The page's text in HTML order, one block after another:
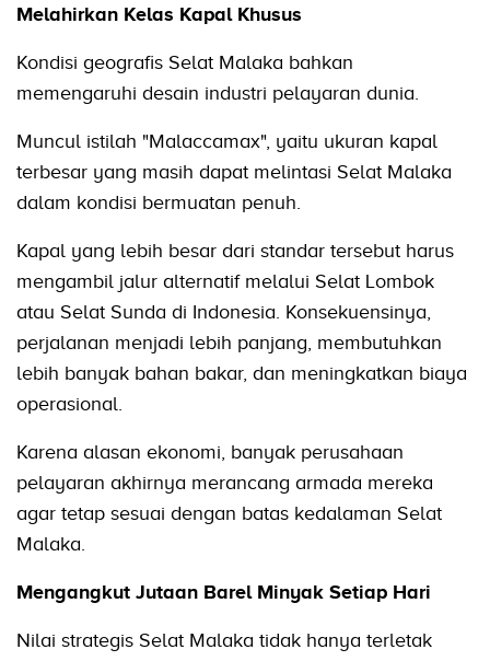
Melahirkan Kelas Kapal Khusus
Kondisi geografis Selat Malaka bahkan
memengaruhi desain industri pelayaran dunia.
Muncul istilah "Malaccamax", yaitu ukuran kapal
terbesar yang masih dapat melintasi Selat Malaka
dalam kondisi bermuatan penuh.
Kapal yang lebih besar dari standar tersebut harus
mengambil jalur alternatif melalui Selat Lombok
atau Selat Sunda di Indonesia. Konsekuensinya,
perjalanan menjadi lebih panjang, membutuhkan
lebih banyak bahan bakar, dan meningkatkan biaya
operasional.
Karena alasan ekonomi, banyak perusahaan
pelayaran akhirnya merancang armada mereka
agar tetap sesuai dengan batas kedalaman Selat
Malaka.
Mengangkut Jutaan Barel Minyak Setiap Hari
Nilai strategis Selat Malaka tidak hanya terletak